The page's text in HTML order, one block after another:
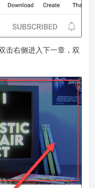
击右侧进入下一章，双